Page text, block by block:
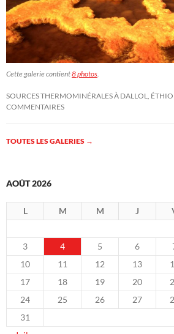
Cette galerie contient8 photos.
SOURCES THERMOMINÉRALES À DALLOL,
COMMENTAIRES
TOUTES LES GALERIES →
AOÛT 2026
L M M J
3
4 5 6
10
11 12 13
17
18 19 20
24
25 26 27
31